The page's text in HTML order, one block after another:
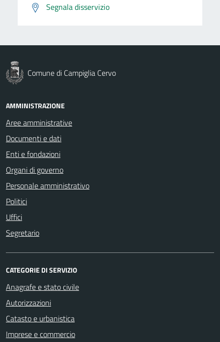
Segnala disservizio
Comune di Campiglia Cervo
AMMINISTRAZIONE
Aree amministrative
Documenti e dati
Enti e fondazioni
Organi di governo
Personale amministrativo
Politici
Uffici
Segretario
CATEGORIE DI SERVIZIO
Anagrafe e stato civile
Autorizzazioni
Catasto e urbanistica
Imprese e commercio